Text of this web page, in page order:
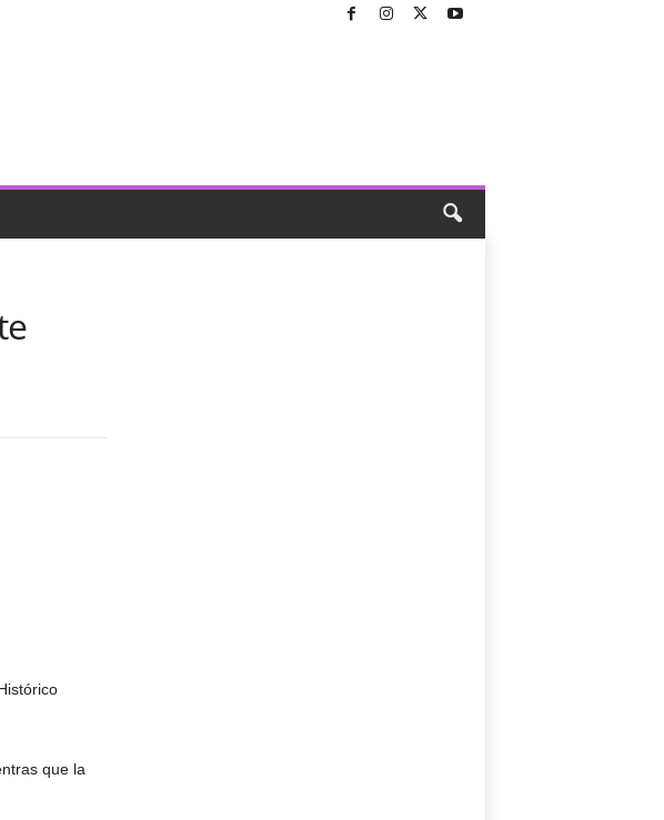
que la